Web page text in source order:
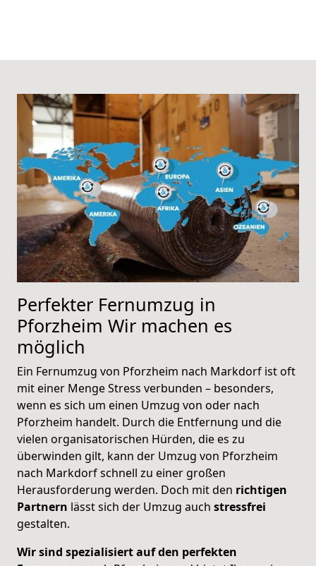
Perfekter Fernumzug in
Pforzheim Wir machen es
möglich
Ein Fernumzug von Pforzheim nach Markdorf ist oft
mit einer Menge Stress verbunden – besonders,
wenn es sich um einen Umzug von oder nach
Pforzheim handelt. Durch die Entfernung und die
vielen organisatorischen Hürden, die es zu
überwinden gilt, kann der Umzug von Pforzheim
nach Markdorf schnell zu einer großen
Herausforderung werden. Doch mit den richtigen
Partnern lässt sich der Umzug auch stressfrei
gestalten.
Wir sind spezialisiert auf den perfekten